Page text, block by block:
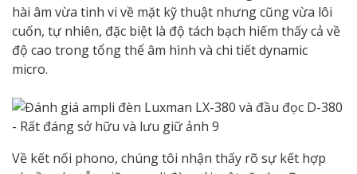
hài âm vừa tinh vi về mặt kỹ thuật nhưng cũng vừa lôi
cuốn, tự nhiên, đặc biệt là độ tách bạch hiếm thấy cả về
độ cao trong tổng thể âm hình và chi tiết dynamic
micro.
Về kết nối phono, chúng tôi nhận thấy rõ sự kết hợp